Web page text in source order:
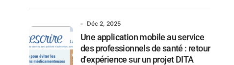
Déc 2, 2025
Une application mobile au service
des professionnels de santé : retour
d’expérience sur un projet DITA